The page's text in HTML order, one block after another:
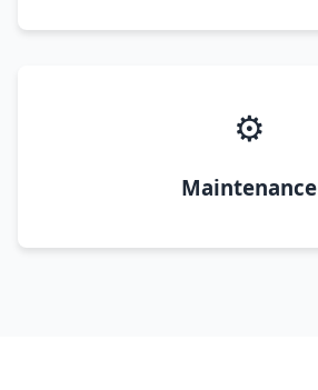
⚙️
Maintenance